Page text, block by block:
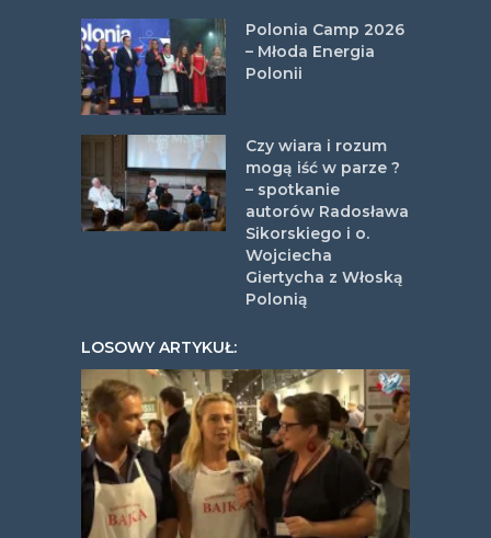
Polonia Camp 2026
– Młoda Energia
Polonii
Czy wiara i rozum
mogą iść w parze ?
– spotkanie
autorów Radosława
Sikorskiego i o.
Wojciecha
Giertycha z Włoską
Polonią
LOSOWY ARTYKUŁ: